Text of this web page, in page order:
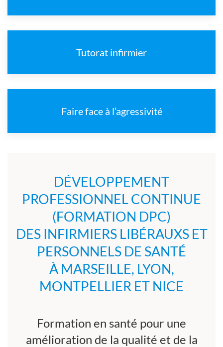
Tutorat infirmier
Faire face à l’agressivité
DÉVELOPPEMENT
PROFESSIONNEL CONTINUE
(FORMATION DPC)
DES INFIRMIERS LIBÉRAUXS ET
PERSONNELS DE SANTÉ
À MARSEILLE, LYON,
MONTPELLIER ET NICE
Formation en santé pour une
amélioration de la qualité et de la